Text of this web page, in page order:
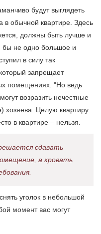
будут выглядеть
в обычной квартире. Здесь
должны быть лучше и
бы не одно большое и
в силу так
который запрещает
помещениях. "Но ведь
возразить нечестные
хозяева. Целую квартиру
в квартире – нельзя.
сдавать
а кровать
уголок в небольшой
момент вас могут